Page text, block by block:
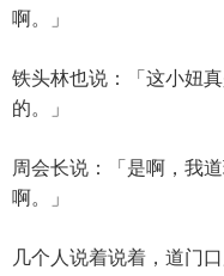
啊。」
铁头林也说：「这小妞
的。」
周会长说：「是啊，我
啊。」
几个人说着说着，道门